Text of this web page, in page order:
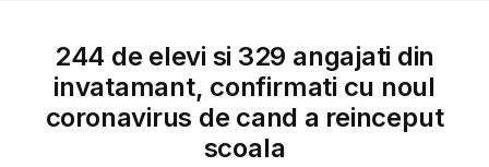
244 de elevi si 329 angajati din
invatamant, confirmati cu noul
coronavirus de cand a reinceput
scoala